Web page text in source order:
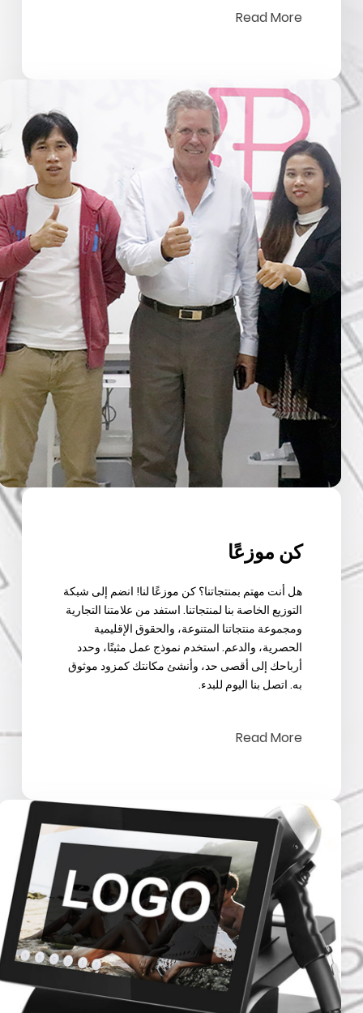
Read More
كن موزعًا
هل أنت مهتم بمنتجاتنا؟ كن موزعًا لنا! انضم إلى شبكة
التوزيع الخاصة بنا لمنتجاتنا. استفد من علامتنا التجارية
ومجموعة منتجاتنا المتنوعة، والحقوق الإقليمية
الحصرية، والدعم. استخدم نموذج عمل مثبتًا، وحدد
أرباحك إلى أقصى حد، وأنشئ مكانتك كمزود موثوق
به. اتصل بنا اليوم للبدء.
Read More